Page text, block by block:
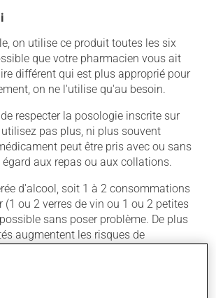
on utilise ce produit toutes les six
que votre pharmacien vous ait
différent qui est plus approprié pour
on ne l'utilise qu'au besoin.
respecter la posologie inscrite sur
pas plus, ni plus souvent
peut être pris avec ou sans
aux repas ou aux collations.
d'alcool, soit 1 à 2 consommations
(1 ou 2 verres de vin ou 1 ou 2 petites
sans poser problème. De plus
augmentent les risques de